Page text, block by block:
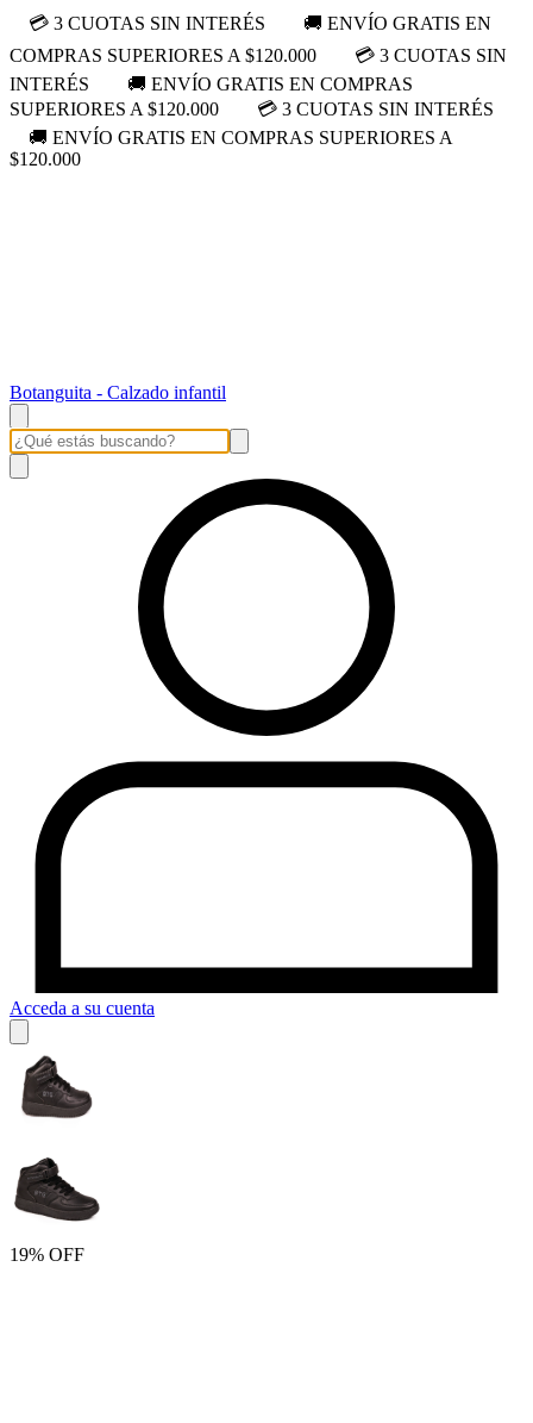
💳 3 CUOTAS SIN INTERÉS
🚚 ENVÍO GRATIS EN
COMPRAS SUPERIORES A $120.000
💳 3 CUOTAS SIN
INTERÉS
🚚 ENVÍO GRATIS EN COMPRAS
SUPERIORES A $120.000
💳 3 CUOTAS SIN INTERÉS
🚚 ENVÍO GRATIS EN COMPRAS SUPERIORES A
$120.000
Botanguita - Calzado infantil
Acceda a su cuenta
19% OFF